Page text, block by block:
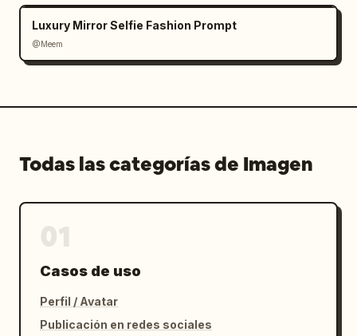
Luxury Mirror Selfie Fashion Prompt
@Meem
Todas las categorías de Imagen
Casos de uso
Perfil / Avatar
Publicación en redes sociales